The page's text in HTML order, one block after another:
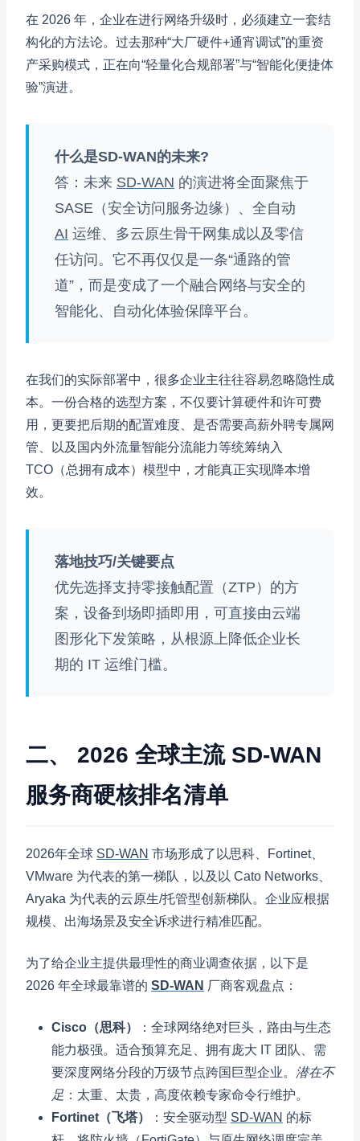
在 2026 年，企业在进行网络升级时，必须建立一套结
构化的方法论。过去那种“大厂硬件+通宵调试”的重资
产采购模式，正在向“轻量化合规部署”与“智能化便捷体
验”演进。
什么是SD-WAN的未来?
答：未来 SD-WAN 的演进将全面聚焦于
SASE（安全访问服务边缘）、全自动
AI 运维、多云原生骨干网集成以及零信
任访问。它不再仅仅是一条“通路的管
道”，而是变成了一个融合网络与安全的
智能化、自动化体验保障平台。
在我们的实际部署中，很多企业主往往容易忽略隐性成
本。一份合格的选型方案，不仅要计算硬件和许可费
用，更要把后期的配置难度、是否需要高薪外聘专属网
管、以及国内外流量智能分流能力等统筹纳入
TCO（总拥有成本）模型中，才能真正实现降本增
效。
落地技巧/关键要点
优先选择支持零接触配置（ZTP）的方
案，设备到场即插即用，可直接由云端
图形化下发策略，从根源上降低企业长
期的 IT 运维门槛。
二、 2026 全球主流 SD-WAN
服务商硬核排名清单
2026年全球 SD-WAN 市场形成了以思科、Fortinet、
VMware 为代表的第一梯队，以及以 Cato Networks、
Aryaka 为代表的云原生/托管型创新梯队。企业应根据
规模、出海场景及安全诉求进行精准匹配。
为了给企业主提供最理性的商业调查依据，以下是
2026 年全球最靠谱的 SD-WAN 厂商客观盘点：
Cisco（思科）
：全球网络绝对巨头，路由与生态
能力极强。适合预算充足、拥有庞大 IT 团队、需
要深度网络分段的万级节点跨国巨型企业。
潜在不
足 ：太重、太贵，高度依赖专家命令行维护。
Fortinet（飞塔）
：安全驱动型 SD-WAN 的标